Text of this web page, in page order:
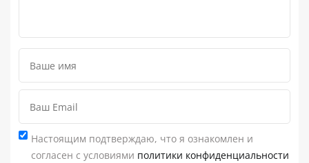
Настоящим подтверждаю, что я ознакомлен и
согласен с условиями политики конфиденциальности